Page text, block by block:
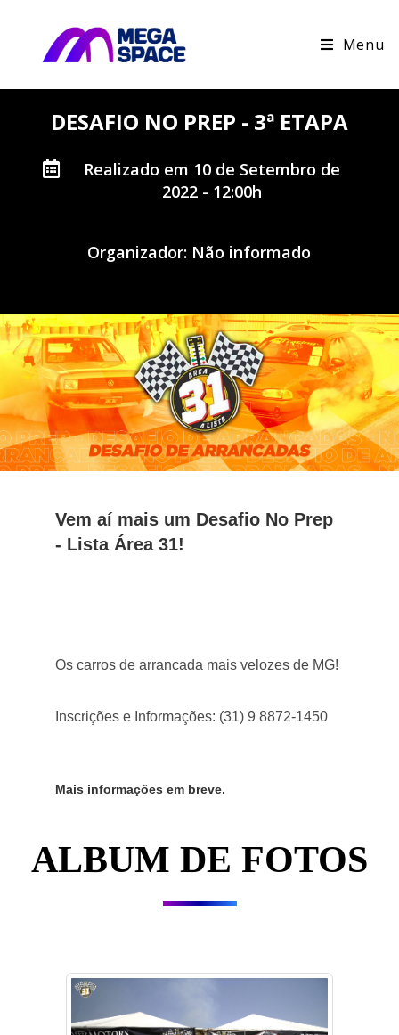
Menu
DESAFIO NO PREP - 3ª ETAPA
Realizado em 10 de Setembro de
2022 - 12:00h
Organizador: Não informado
Vem aí mais um Desafio No Prep
- Lista Área 31!
Os carros de arrancada mais velozes de MG!
Inscrições e Informações: (31) 9 8872-1450
Mais informações em breve.
ALBUM DE FOTOS